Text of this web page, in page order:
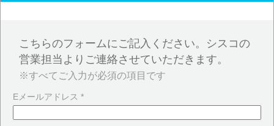
こちらのフォームにご記入ください。シスコの
営業担当よりご連絡させていただきます。
※すべてご入力が必須の項目です
Eメールアドレス *